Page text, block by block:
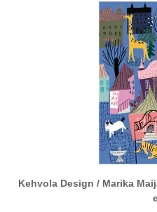
Kehvola Design / Marika